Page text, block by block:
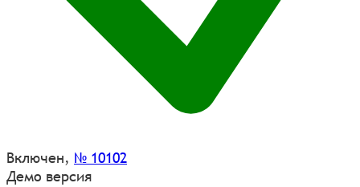
Включен, № 10102
Демо версия